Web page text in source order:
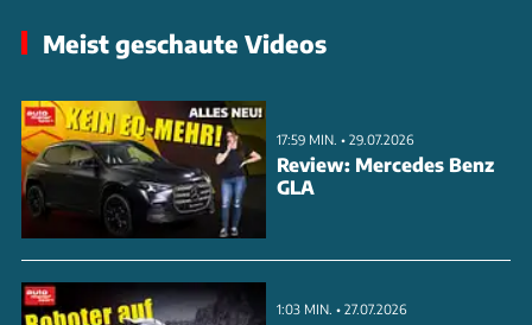
beginnen im September 2024.
Meist geschaute Videos
17:59 MIN. • 29.07.2026
Review: Mercedes Benz
GLA
1:03 MIN. • 27.07.2026